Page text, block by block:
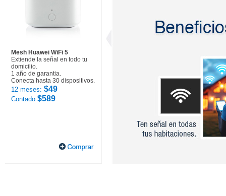
Mesh Huawei WiFi 5
Extiende la señal en todo tu
domicilio.
1 año de garantia.
Conecta hasta 30 dispositivos.
12 meses: $49
Contado $589